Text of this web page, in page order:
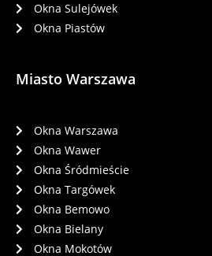
Okna Sulejówek
Okna Piastów
Miasto Warszawa
Okna Warszawa
Okna Wawer
Okna Śródmieście
Okna Targówek
Okna Bemowo
Okna Bielany
Okna Mokotów